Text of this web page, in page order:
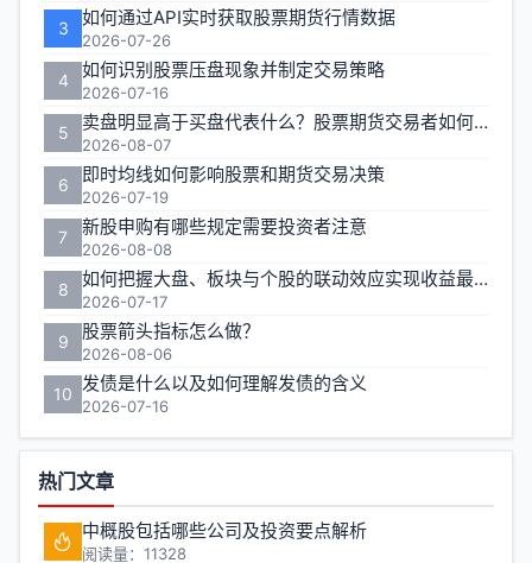
3 如何通过API实时获取股票期货行情数据
2026-07-26
4 如何识别股票压盘现象并制定交易策略
2026-07-16
5 卖盘明显高于买盘代表什么？股票期货交易者如何应对
2026-08-07
6 即时均线如何影响股票和期货交易决策
2026-07-19
7 新股申购有哪些规定需要投资者注意
2026-08-08
8 如何把握大盘、板块与个股的联动效应实现收益最大化？
2026-07-17
9 股票箭头指标怎么做？
2026-08-06
10 发债是什么以及如何理解发债的含义
2026-07-16
热门文章
中概股包括哪些公司及投资要点解析
阅读量：11328